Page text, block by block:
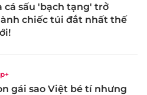
cá sấu 'bạch tạng' trở
chiếc túi đắt nhất thế
gái sao Việt bé tí nhưng